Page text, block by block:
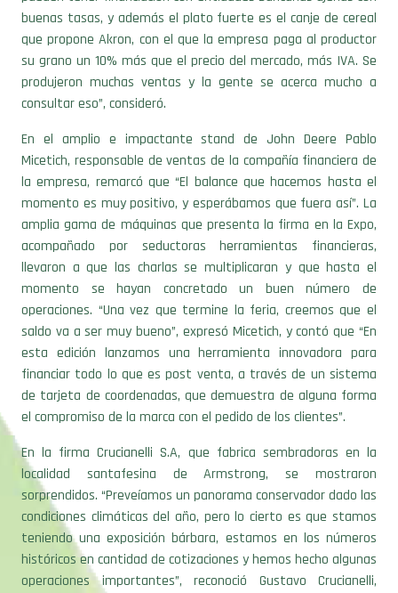
que propone Akron, con el que la empresa paga al productor
su grano un 10% más que el precio del mercado, más IVA. Se
produjeron muchas ventas y la gente se acerca mucho a
consultar eso”, consideró.
En el amplio e impactante stand de John Deere Pablo
Micetich, responsable de ventas de la compañía financiera de
la empresa, remarcó que “El balance que hacemos hasta el
momento es muy positivo, y esperábamos que fuera así”. La
amplia gama de máquinas que presenta la firma en la Expo,
acompañado por seductoras herramientas financieras,
llevaron a que las charlas se multiplicaran y que hasta el
momento se hayan concretado un buen número de
operaciones. “Una vez que termine la feria, creemos que el
saldo va a ser muy bueno”, expresó Micetich, y contó que “En
esta edición lanzamos una herramienta innovadora para
financiar todo lo que es post venta, a través de un sistema
de tarjeta de coordenadas, que demuestra de alguna forma
el compromiso de la marca con el pedido de los clientes”.
En la firma Crucianelli S.A, que fabrica sembradoras en la
localidad santafesina de Armstrong, se mostraron
sorprendidos. “Preveíamos un panorama conservador dado las
condiciones climáticas del año, pero lo cierto es que stamos
teniendo una exposición bárbara, estamos en los números
históricos en cantidad de cotizaciones y hemos hecho algunas
operaciones importantes”, reconoció Gustavo Crucianelli,
vicepresidente de la empresa. “Todos los días hasta el